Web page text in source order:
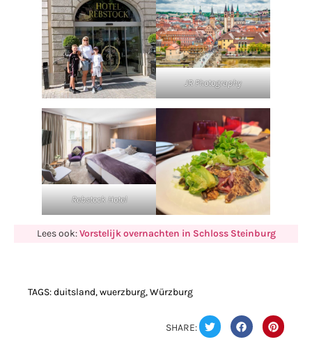
JR Photography
Rebstock Hotel
Lees ook:Vorstelijk overnachten in Schloss Steinburg
TAGS:duitsland,wuerzburg,Würzburg
SHARE: